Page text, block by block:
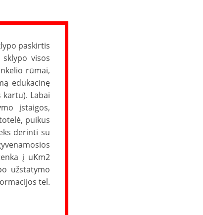
paskirtis
visos
rūmai,
edukacinę
Labai
įstaigos,
puikus
derinti su
į uKm2
užstatymo
tel.